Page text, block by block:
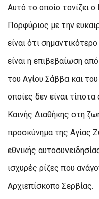
Αυτό το οποίο τονίζει
Πορφύριος με την
είναι ότι
είναι η επιβεβαίωση
του Αγίου Σάββα και
οποίες δεν είναι
Καινής Διαθήκης στη
προσκύνημα της Αγίας
εθνικής
ισχυρές ρίζες που
Αρχιεπίσκοπο Σερβίας.